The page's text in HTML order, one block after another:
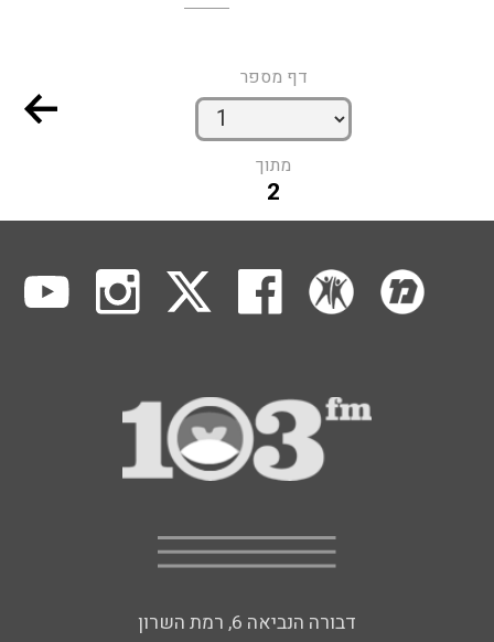
דף מספר
מתוך
2
דבורה הנביאה 6, רמת השרון